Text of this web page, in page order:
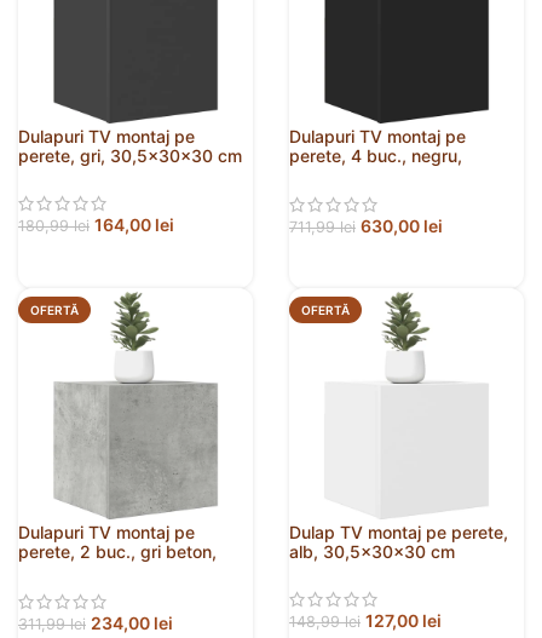
Dulapuri TV montaj pe
perete, gri, 30,5x30x30 cm
180,99lei 164,00 lei
Dulapuri TV montaj pe
perete, 4 buc., negru,
711,99lei 630,00 lei
OFERTĂ
Dulapuri TV montaj pe
perete, 2 buc., gri beton,
311,99lei 234,00 lei
OFERTĂ
Dulap TV montaj pe perete,
alb, 30,5x30x30 cm
148,99lei 127,00 lei